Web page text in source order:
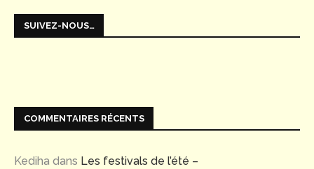
SUIVEZ-NOUS…
COMMENTAIRES RÉCENTS
Kediha dans Les festivals de l’été –